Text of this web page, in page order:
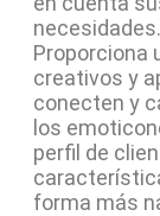
necesidades.
Proporciona
creativos y
conecten y
los
perfil de
forma más